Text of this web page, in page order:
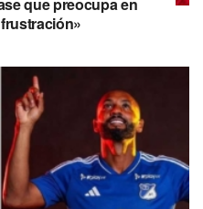
que preocupa en